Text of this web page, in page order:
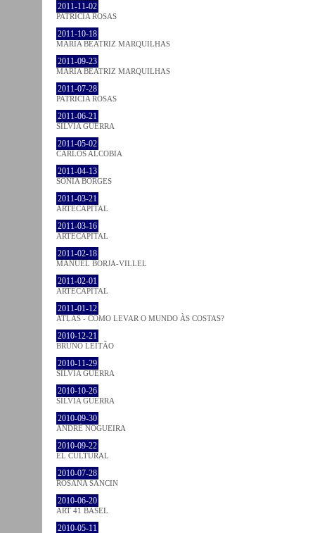
2011-11-02
PATRÍCIA ROSAS
2011-10-18
MARIA BEATRIZ MARQUILHAS
2011-09-23
MARIA BEATRIZ MARQUILHAS
2011-07-28
PATRÍCIA ROSAS
2011-06-21
SÍLVIA GUERRA
2011-05-02
CARLOS ALCOBIA
2011-04-13
SÓNIA BORGES
2011-03-21
ARTECAPITAL
2011-03-16
ARTECAPITAL
2011-02-18
MANUEL BORJA-VILLEL
2011-02-01
ARTECAPITAL
2011-01-12
ATLAS - COMO LEVAR O MUNDO ÀS COSTAS?
2010-12-21
BRUNO LEITÃO
2010-11-29
SÍLVIA GUERRA
2010-10-26
SÍLVIA GUERRA
2010-09-30
ANDRÉ NOGUEIRA
2010-09-22
EL CULTURAL
2010-07-28
ROSANA SANCIN
2010-06-20
ART 41 BASEL
2010-05-11